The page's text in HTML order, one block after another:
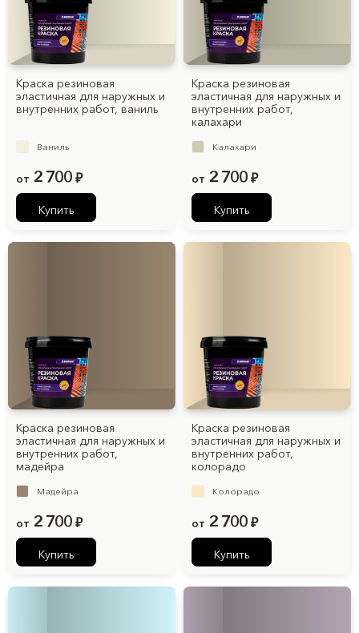
Краска резиновая
эластичная для наружных и
внутренних работ, ваниль
Ваниль
от 2 700 ₽
Купить
Краска резиновая
эластичная для наружных и
внутренних работ,
калахари
Калахари
от 2 700 ₽
Купить
Краска резиновая
эластичная для наружных и
внутренних работ,
мадейра
Мадейра
от 2 700 ₽
Купить
Краска резиновая
эластичная для наружных и
внутренних работ,
колорадо
Колорадо
от 2 700 ₽
Купить